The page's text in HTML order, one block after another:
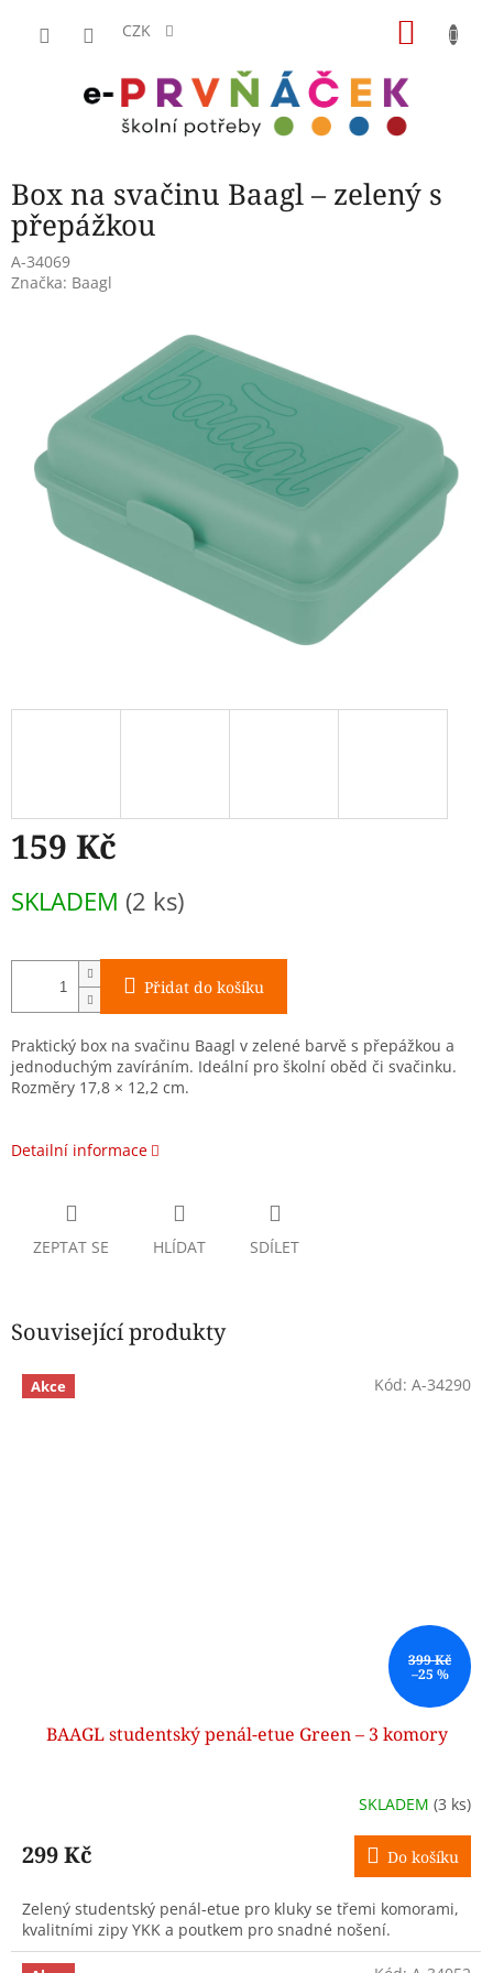
CZK
Box na svačinu Baagl – zelený s
přepážkou
A-34069
Značka: Baagl
159 Kč
cena:
SKLADEM (2 ks)
Přidat do košíku
Praktický box na svačinu Baagl v zelené barvě s přepážkou a
jednoduchým zavíráním. Ideální pro školní oběd či svačinku.
Rozměry 17,8 × 12,2 cm.
Detailní informace
ZEPTAT SE HLÍDAT SDÍLET
Související produkty
Akce
399 Kč
–25 %
BAAGL studentský penál-etue Green – 3 komory
SKLADEM (3 ks)
299 Kč Do košíku
Zelený studentský penál-etue pro kluky se třemi komorami,
kvalitními zipy YKK a poutkem pro snadné nošení.
Kód: A-34290